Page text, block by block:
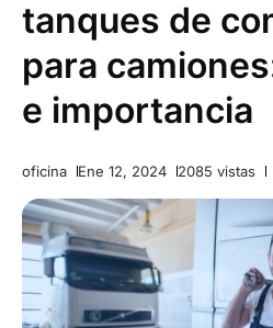
tanques de
para
e importancia
oficina Ene 12, 2024 2085 vistas